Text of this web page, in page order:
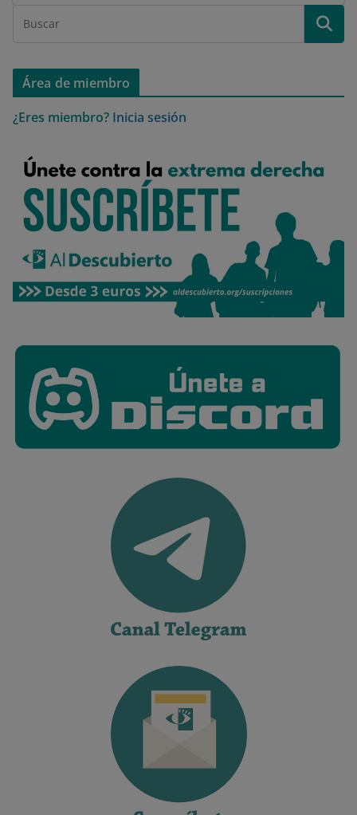
Área de miembro
¿Eres miembro? Inicia sesión
.
Opciones de cookies Aceptar cookies